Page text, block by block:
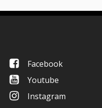
Facebook
Youtube
Instagram